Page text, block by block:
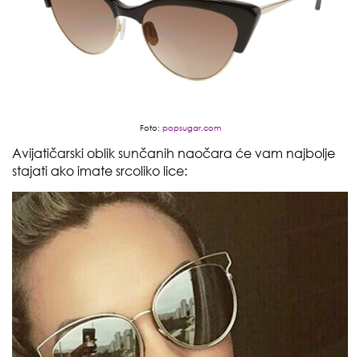
Foto: popsugar.com
Avijatičarski oblik sunčanih naočara će vam najbolje
stajati ako imate srcoliko lice: